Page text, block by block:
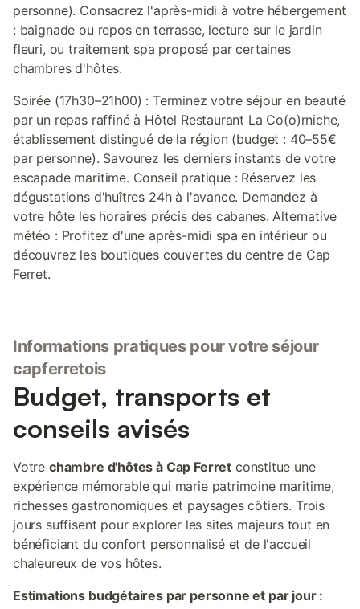
personne). Consacrez l'après-midi à votre hébergement
: baignade ou repos en terrasse, lecture sur le jardin
fleuri, ou traitement spa proposé par certaines
chambres d'hôtes.
Soirée (17h30–21h00) : Terminez votre séjour en beauté
par un repas raffiné à Hôtel Restaurant La Co(o)rniche,
établissement distingué de la région (budget : 40–55€
par personne). Savourez les derniers instants de votre
escapade maritime. Conseil pratique : Réservez les
dégustations d'huîtres 24h à l'avance. Demandez à
votre hôte les horaires précis des cabanes. Alternative
météo : Profitez d'une après-midi spa en intérieur ou
découvrez les boutiques couvertes du centre de Cap
Ferret.
Informations pratiques pour votre séjour
capferretois
Budget, transports et
conseils avisés
Votre chambre d'hôtes à Cap Ferret constitue une
expérience mémorable qui marie patrimoine maritime,
richesses gastronomiques et paysages côtiers. Trois
jours suffisent pour explorer les sites majeurs tout en
bénéficiant du confort personnalisé et de l'accueil
chaleureux de vos hôtes.
Estimations budgétaires par personne et par jour :